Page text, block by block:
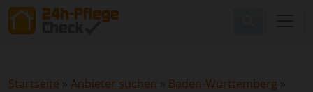
Startseite » Anbieter suchen » Baden-Württemberg »